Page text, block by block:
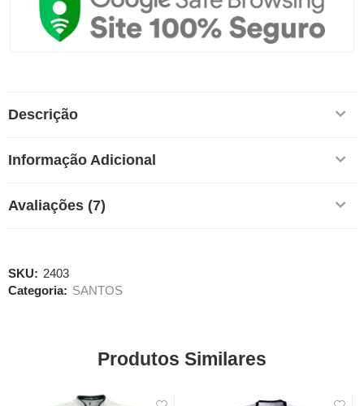
Descrição
Informação Adicional
Avaliações (7)
SKU: 2403
Categoria: SANTOS
Produtos Similares